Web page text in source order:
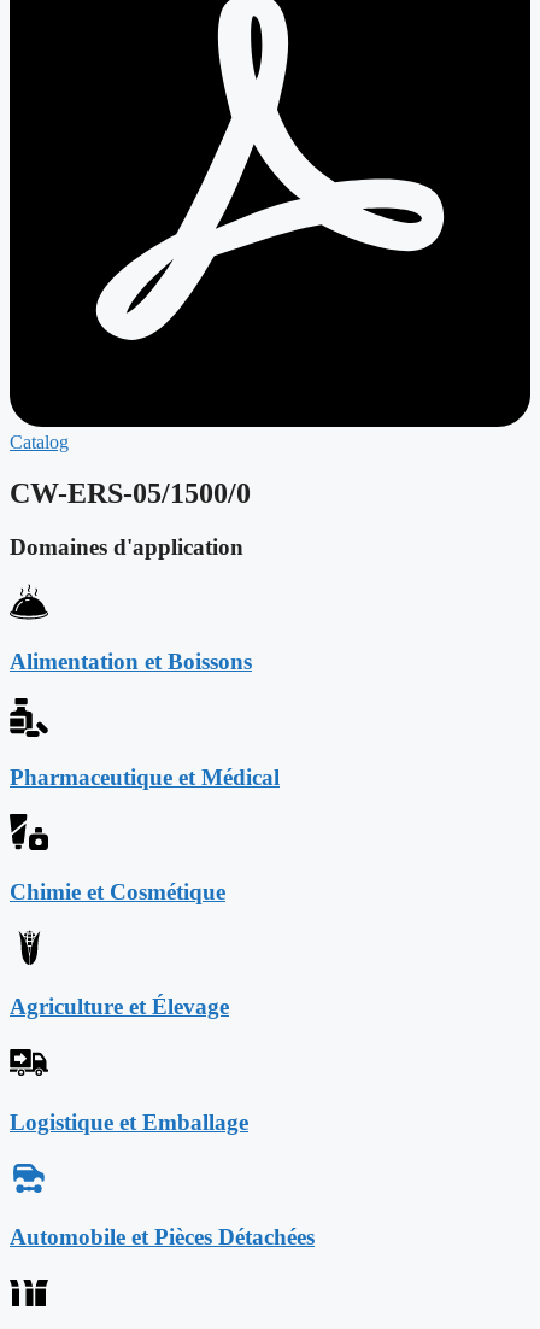
Catalog
CW-ERS-05/1500/0
Domaines d'application
Alimentation et Boissons
Pharmaceutique et Médical
Chimie et Cosmétique
Agriculture et Élevage
Logistique et Emballage
Automobile et Pièces Détachées